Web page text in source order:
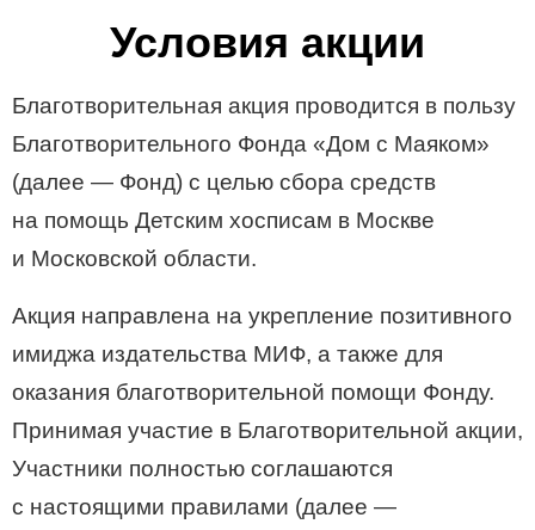
Условия акции
Благотворительная акция проводится в пользу
Благотворительного Фонда «Дом с Маяком»
(далее — Фонд) с целью сбора средств
на помощь Детским хосписам в Москве
и Московской области.
Акция направлена на укрепление позитивного
имиджа издательства МИФ, а также для
оказания благотворительной помощи Фонду.
Принимая участие в Благотворительной акции,
Участники полностью соглашаются
с настоящими правилами (далее —